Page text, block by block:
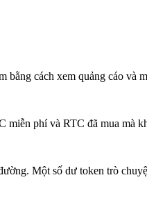
cách xem quảng cáo và
miễn phí và RTC đã mua mà
Một số dư token trò